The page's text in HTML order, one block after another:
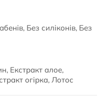
Без силіконів, Без
Екстракт алое,
огірка, Лотос